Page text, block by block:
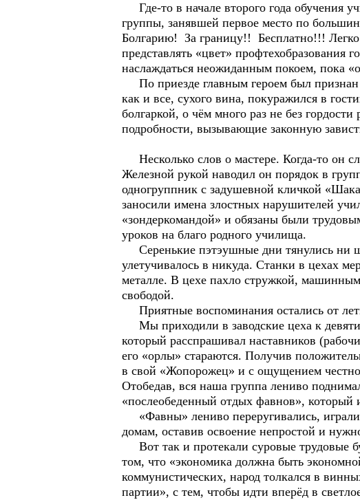
Где-то в начале второго года обучения
группы, занявшей первое место по
Болгарию! За границу!! Бесплатно!!! Легко
представлять «цвет» профтехобразования
наслаждаться неожиданным покоем, пока
По приезде главным героем был признан
как и все, сухого вина, покуражился в
болгаркой, о чём много раз не без
подробности, вызывающие законную
Несколько слов о мастере. Когда-то он
Железной рукой наводил он порядок в
одногруппник с задушевной кличкой
заносили имена злостных нарушителей
«зондеркомандой» и обязаны были
уроков на благо родного училища.
Серенькие пэтэушные дни тянулись ни
улетучивалось в никуда. Станки в цехах
металле. В цехе пахло стружкой,
свободой.
Приятные воспоминания остались от
Мы приходили в заводские цеха к девяти
который расспрашивал наставников
его «орлы» стараются. Получив
в свой «Жопорожец» и с ощущением
Отобедав, вся наша группа лениво
«послеобеденный отдых фавнов», который
«Фавны» лениво переругивались,
домам, оставив освоение непростой и
Вот так и протекали суровые трудовые
том, что «экономика должна быть
коммунистических, народ толкался в
партии», с тем, чтобы идти вперёд в